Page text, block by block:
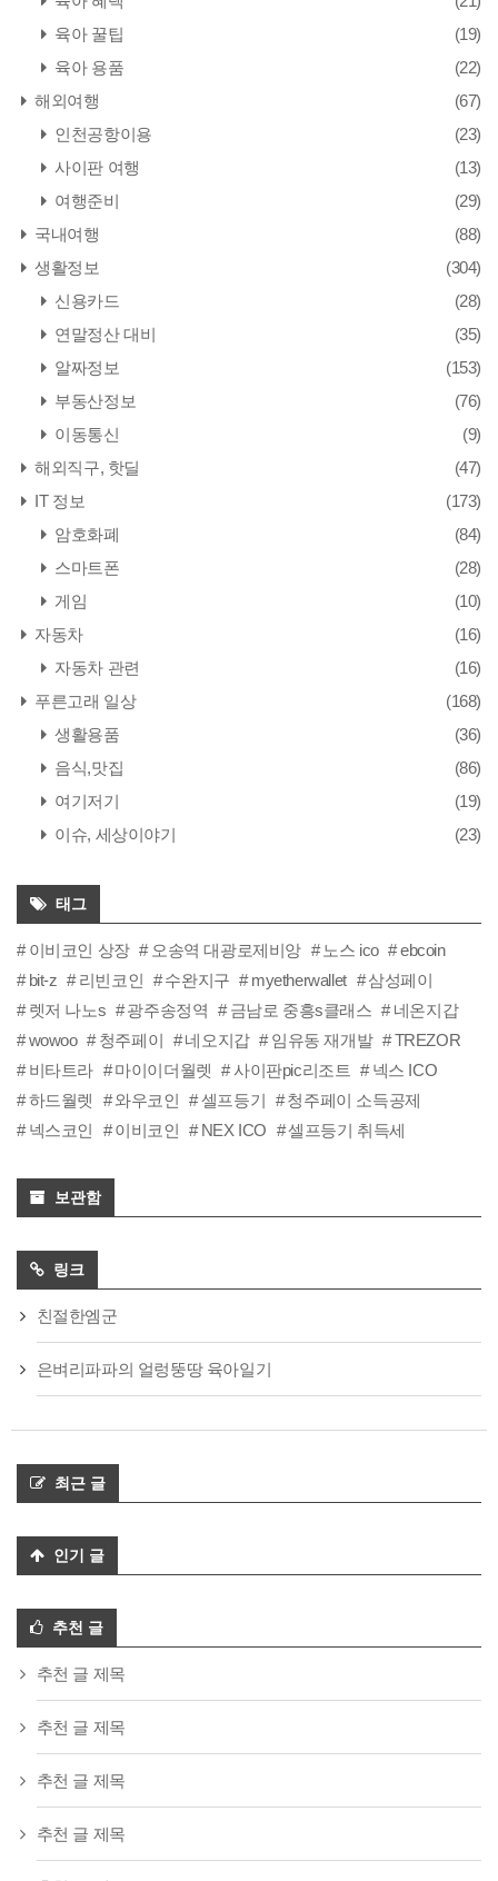
육아 꿀팁
(19)
육아 용품
(22)
해외여행
(67)
인천공항이용
(23)
사이판 여행
(13)
여행준비
(29)
국내여행
(88)
생활정보
(304)
신용카드
(28)
연말정산 대비
(35)
알짜정보
(153)
부동산정보
(76)
이동통신
(9)
해외직구, 핫딜
(47)
IT 정보
(173)
암호화폐
(84)
스마트폰
(28)
게임
(10)
자동차
(16)
자동차 관련
(16)
푸른고래 일상
(168)
생활용품
(36)
음식,맛집
(86)
여기저기
(19)
이슈, 세상이야기
(23)
태그
이비코인 상장 오송역 대광로제비앙 노스 ico
ebcoin
bit-z
리빈코인 수완지구 myetherwallet
삼성페이
렛저 나노s
광주송정역 금남로 중흥s클래스
네온지갑
wowoo
청주페이 네오지갑 임유동 재개발
TREZOR
비타트라
마이이더월렛 사이판pic리조트
넥스 ICO
하드월렛
와우코인 셀프등기
청주페이 소득공제
넥스코인
이비코인 NEX ICO 셀프등기 취득세
보관함
링크
친절한엠군
은벼리파파의 얼렁뚱땅 육아일기
최근 글
인기 글
추천 글
추천 글 제목
추천 글 제목
추천 글 제목
추천 글 제목